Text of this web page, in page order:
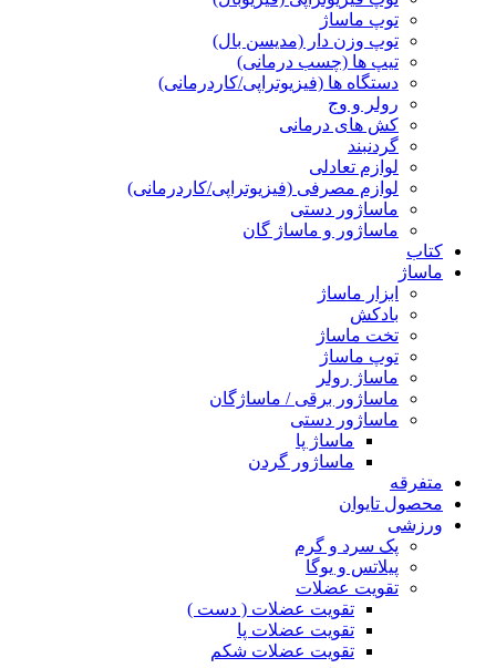
توپ ماساژ
توپ وزن دار (مدیسن بال)
تیپ ها (چسب درمانی)
دستگاه ها (فیزیوتراپی/کاردرمانی)
رولر و وج
کش های درمانی
گردنبند
لوازم تعادلی
لوازم مصرفی (فیزیوتراپی/کاردرمانی)
ماساژور دستی
ماساژور و ماساژ گان
کتاب
ماساژ
ابزار ماساژ
بادکش
تخت ماساژ
توپ ماساژ
ماساژ رولر
ماساژور برقی / ماساژگان
ماساژور دستی
ماساژ پا
ماساژور گردن
متفرقه
محصول تایوان
ورزشی
پک سرد و گرم
پیلاتس و یوگا
تقویت عضلات
تقویت عضلات ( دست )
تقویت عضلات پا
تقویت عضلات شکم